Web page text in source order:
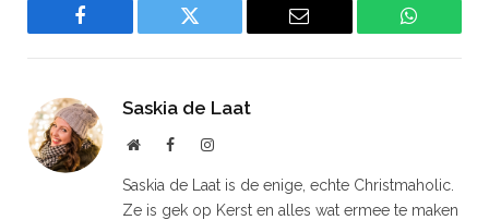
Facebook Twitter Email
Saskia de Laat
WebsiteFacebookInstagram
Saskia de Laat is de enige, echte Christmaholic.
Ze is gek op Kerst en alles wat ermee te maken